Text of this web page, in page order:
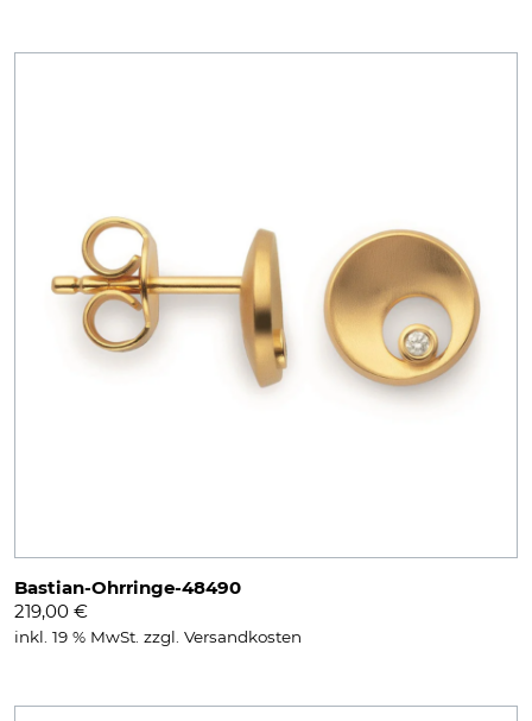
Bastian-Ohrringe-48490
219,00 €
inkl. 19 % MwSt. zzgl. Versandkosten